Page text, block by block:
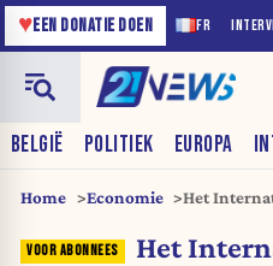
FR
♥EEN DONATIE DOEN
BELGIË POLITIEK EUROPA
Home Economie
Het
zullen
Het